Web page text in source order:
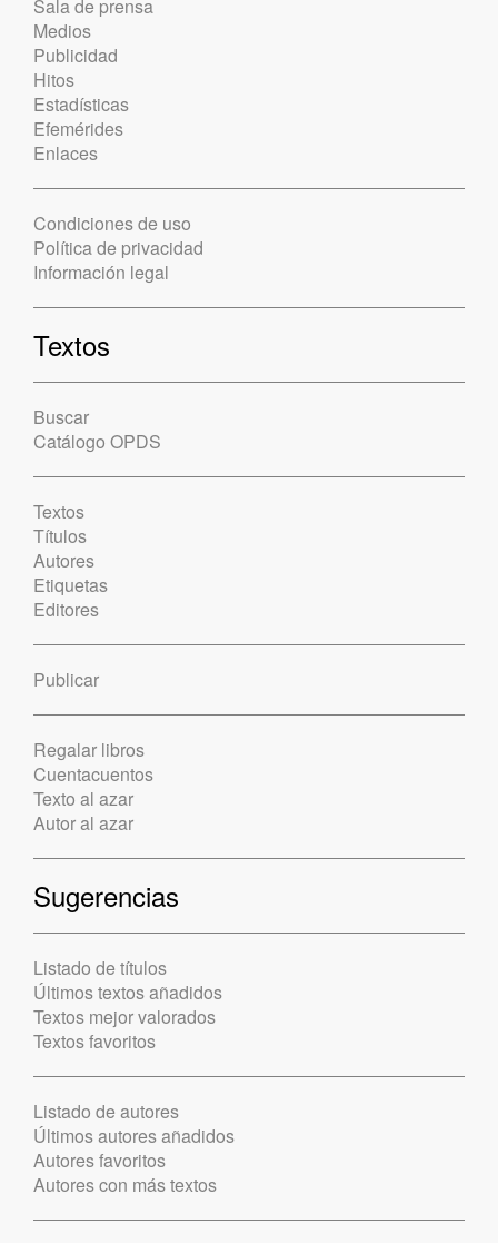
Sala de prensa
Medios
Publicidad
Hitos
Estadísticas
Efemérides
Enlaces
Condiciones de uso
Política de privacidad
Información legal
Textos
Buscar
Catálogo OPDS
Textos
Títulos
Autores
Etiquetas
Editores
Publicar
Regalar libros
Cuentacuentos
Texto al azar
Autor al azar
Sugerencias
Listado de títulos
Últimos textos añadidos
Textos mejor valorados
Textos favoritos
Listado de autores
Últimos autores añadidos
Autores favoritos
Autores con más textos